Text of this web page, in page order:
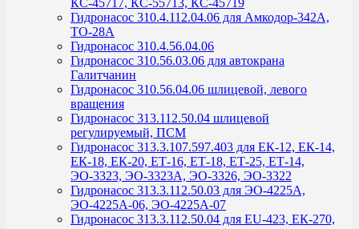
КС-45717, КС-55713, КС-45719
Гидронасос 310.4.112.04.06 для Амкодор-342А,
ТО-28А
Гидронасос 310.4.56.04.06
Гидронасос 310.56.03.06 для автокрана
Галитчанин
Гидронасос 310.56.04.06 шлицевой, левого
вращения
Гидронасос 313.112.50.04 шлицевой
регулируемый, ПСМ
Гидронасос 313.3.107.597.403 для ЕК-12, ЕК-14,
ЕК-18, ЕК-20, ЕТ-16, ЕТ-18, ЕТ-25, ЕТ-14,
ЭО-3323, ЭО-3323А, ЭО-3326, ЭО-3322
Гидронасос 313.3.112.50.03 для ЭО-4225А,
ЭО-4225А-06, ЭО-4225А-07
Гидронасос 313.3.112.50.04 для ЕU-423, ЕК-270,